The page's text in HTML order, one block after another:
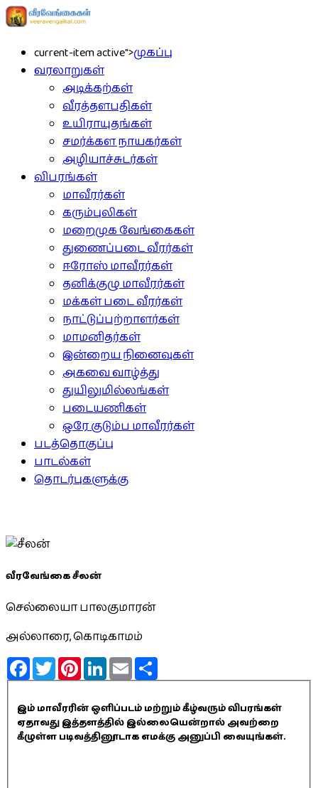
current-item active">முகப்பு
வரலாறுகள்
அடிக்கற்கள்
வீரத்தளபதிகள்
உயிராயுதங்கள்
சமர்க்கள நாயகர்கள்
அழியாச்சுடர்கள்
விபரங்கள்
மாவீரர்கள்
கரும்புலிகள்
மறைமுக வேங்கைகள்
துணைப்படை வீரர்கள்
ஈரோஸ் மாவீரர்கள்
தனிக்குழு மாவீரர்கள்
மக்கள் படை வீரர்கள்
நாட்டுப்பற்றாளர்கள்
மாமனிதர்கள்
இன்றைய நினைவுகள்
அகவை வாழ்த்து
துயிலுமில்லங்கள்
படையணிகள்
ஒரே குடும்ப மாவீரர்கள்
படத்தொகுப்பு
பாடல்கள்
தொடர்புகளுக்கு
வீரவேங்கை சீலன்
செல்லையா பாலகுமாரன்
அல்லாரை, கொடிகாமம்
FacebookTwitterPinterestLinkedInEmail
இம் மாவீரரின் ஒளிப்படம் மற்றும் கீழ்வரும் விபரங்கள்
ஏதாவது இத்தளத்தில் இல்லையென்றால் அவற்றை
கீழுள்ள படிவத்தினூடாக எமக்கு அனுப்பி வையுங்கள்.